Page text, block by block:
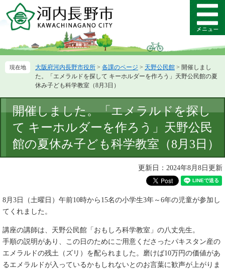
ー
先
ニ
を
本
文
メ
ニ
ー
大阪府河内長野市役所 > 各課のページ > 天野公民館 > 開催しまし
た。「エメラルドを探して キーホルダーを作ろう」天野公民館の夏
休み子ども科学教室（8月3日）
文
開催しました。「エメラルドを探し
て キーホルダーを作ろう」天野公民
館の夏休み子ども科学教室（8月3日）
更新日：2024年8月8日更新
8月3日（土曜日）午前10時から15名の小学生3年～6年の児童が参加し
てくれました。
講座の講師は、天野公民館「おもしろ科学教室」の八丈先生。
手順の説明があり、この日のためにご用意くださったパキスタン産の
エメラルドの残土（ズリ）を配られました。磨けば10万円の価値があ
るエメラルドが入っているかもしれないとのお言葉に歓声が上がりま